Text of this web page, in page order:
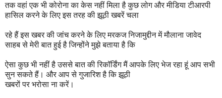
तक वहां एक भी कोरोना का केस नहीं मिला है कुछ लोग और मीडिया टीआरपी
हासिल करने के लिए इस तरह की झूठी खबरें चला
रहे हैं इस खबर की जांच करने के लिए मरकज निजामुद्दीन में मौलाना जावेद
साहब से मेरी बात हुई है जिन्होंने मुझे बताया है कि
ऐसा कुछ भी नहीं है उससे बात की रिकॉर्डिंग मैं आपके लिए भेज रहा हूं आप सभी
सुन सकते हैं। और आप से गुजारिश है कि झूठी
खबरों पर भरोसा ना करें।